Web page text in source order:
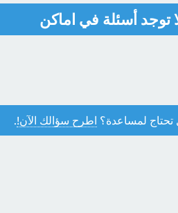
توجد أسئلة في اماكن
تحتاج لمساعدة؟ اطرح سؤالك الآن!.